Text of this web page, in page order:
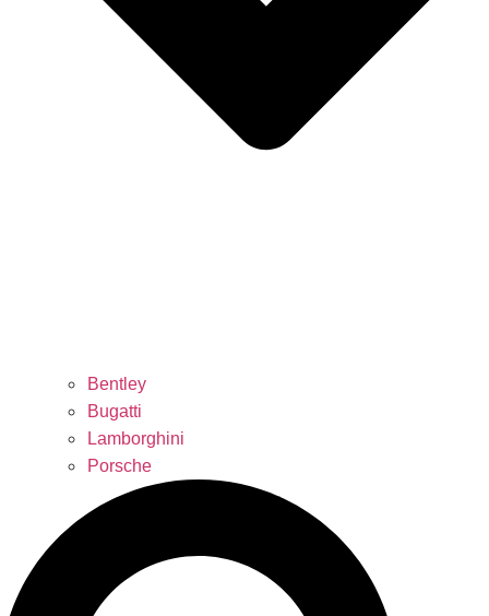
Bentley
Bugatti
Lamborghini
Porsche